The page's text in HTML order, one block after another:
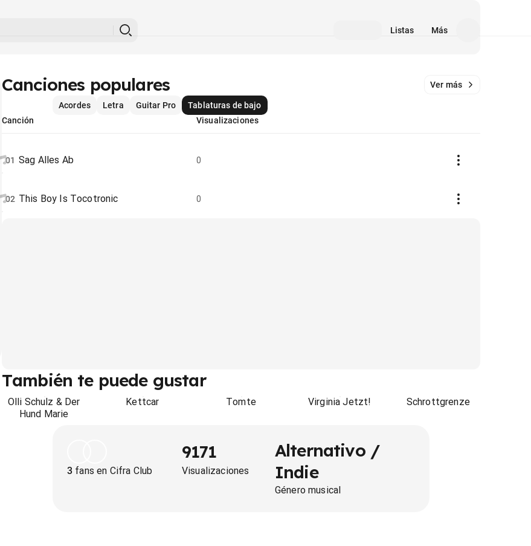
Listas Más
Canciones populares Ver más
Acordes Letra Guitar Pro
Tablaturas de bajo
Canción
Visualizaciones
01 Sag Alles Ab 0
02 This Boy Is Tocotronic 0
También te puede gustar
Olli Schulz & Der
Hund Marie
Kettcar Tomte Virginia Jetzt! Schrottgrenze
3 fans en Cifra Club
9171
Visualizaciones
Alternativo /
Indie
Género musical